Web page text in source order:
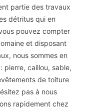
partie des travaux
détritus qui en
pouvez compter
et disposant
nous sommes en
pierre, caillou, sable,
de toiture
pas à nous
rapidement chez